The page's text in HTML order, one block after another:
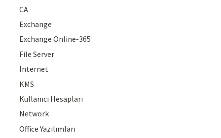
CA
Exchange
Exchange Online-365
File Server
Internet
KMS
Kullanıcı Hesapları
Network
Office Yazılımları